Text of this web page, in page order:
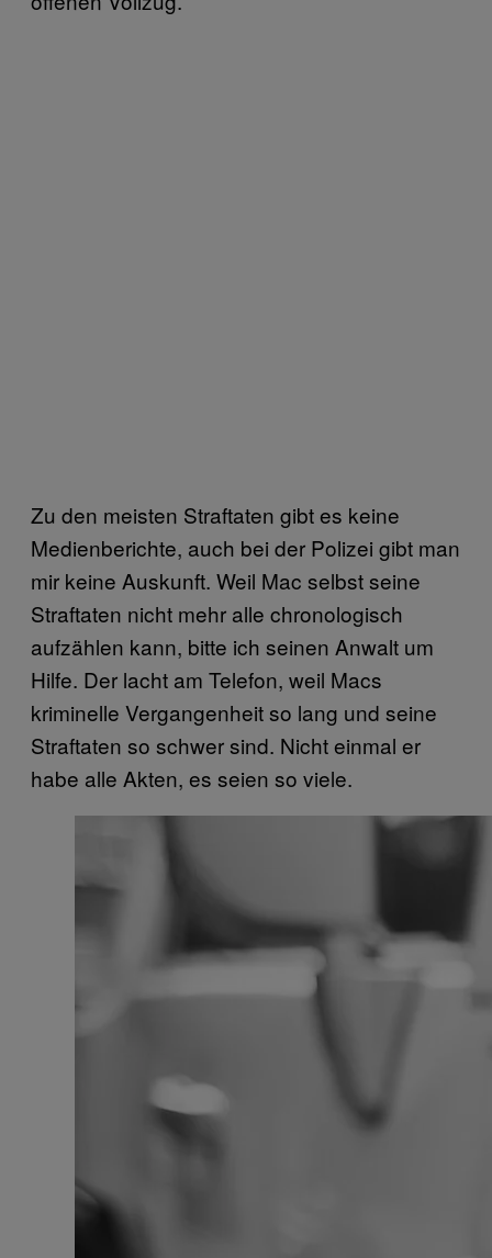
Zu den meisten Straftaten gibt es keine
Medienberichte, auch bei der Polizei gibt man
mir keine Auskunft. Weil Mac selbst seine
Straftaten nicht mehr alle chronologisch
aufzählen kann, bitte ich seinen Anwalt um
Hilfe. Der lacht am Telefon, weil Macs
kriminelle Vergangenheit so lang und seine
Straftaten so schwer sind. Nicht einmal er
habe alle Akten, es seien so viele.